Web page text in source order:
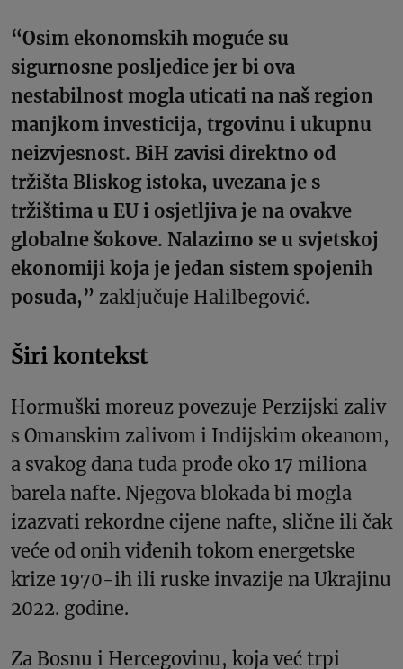
“Osim ekonomskih moguće su
sigurnosne posljedice jer bi ova
nestabilnost mogla uticati na naš region
manjkom investicija, trgovinu i ukupnu
neizvjesnost. BiH zavisi direktno od
tržišta Bliskog istoka, uvezana je s
tržištima u EU i osjetljiva je na ovakve
globalne šokove. Nalazimo se u svjetskoj
ekonomiji koja je jedan sistem spojenih
posuda,” zaključuje Halilbegović.
Širi kontekst
Hormuški moreuz povezuje Perzijski zaliv
s Omanskim zalivom i Indijskim okeanom,
a svakog dana tuda prođe oko 17 miliona
barela nafte. Njegova blokada bi mogla
izazvati rekordne cijene nafte, slične ili čak
veće od onih viđenih tokom energetske
krize 1970-ih ili ruske invazije na Ukrajinu
2022. godine.
Za Bosnu i Hercegovinu, koja već trpi